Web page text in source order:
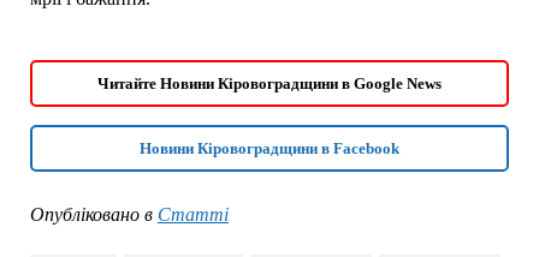
Читайте Новини Кіровоградщини в Google News
Новини Кіровоградщини в Facebook
Опубліковано в Статті